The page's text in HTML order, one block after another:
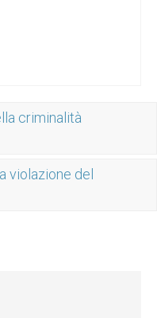
criminalità
violazione del